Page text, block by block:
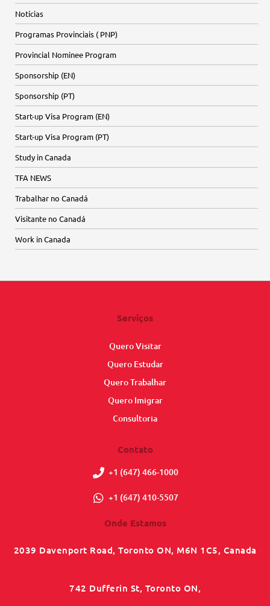
Notícias
Programas Provinciais ( PNP)
Provincial Nominee Program
Sponsorship (EN)
Sponsorship (PT)
Start-up Visa Program (EN)
Start-up Visa Program (PT)
Study in Canada
TFA NEWS
Trabalhar no Canadá
Visitante no Canadá
Work in Canada
Serviços
Quero Visitar
Quero Estudar
Quero Trabalhar
Quero Imigrar
Consultoria
Contato
+1 (647) 466-1000
+1 (647) 410-5507
Onde Estamos
2039 Davenport Road, Toronto ON, M6N 1C5, Canada
742 Dufferin St, Toronto ON,